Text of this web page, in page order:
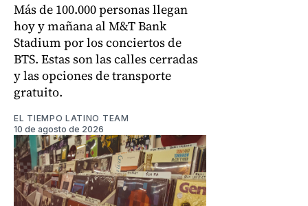
Más de 100.000 personas llegan
hoy y mañana al M&T Bank
Stadium por los conciertos de
BTS. Estas son las calles cerradas
y las opciones de transporte
gratuito.
EL TIEMPO LATINO TEAM
10 de agosto de 2026